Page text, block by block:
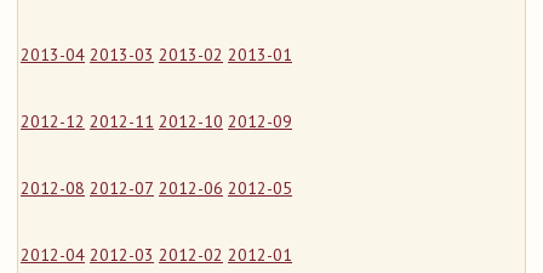
2013-04 2013-03 2013-02 2013-01
2012-12 2012-11 2012-10 2012-09
2012-08 2012-07 2012-06 2012-05
2012-04 2012-03 2012-02 2012-01